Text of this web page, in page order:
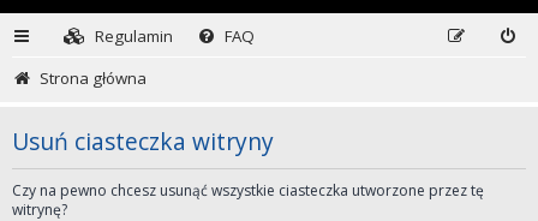
Regulamin
FAQ
Strona główna
Usuń ciasteczka witryny
Czy na pewno chcesz usunąć wszystkie ciasteczka utworzone przez tę
witrynę?